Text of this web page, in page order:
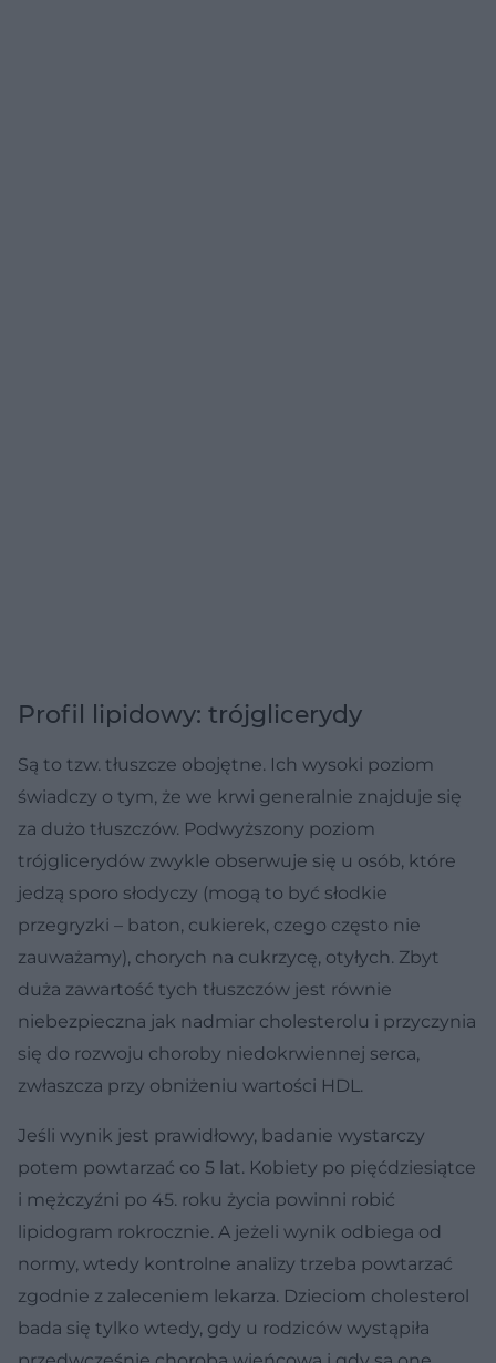
Profil lipidowy: trójglicerydy
Są to tzw. tłuszcze obojętne. Ich wysoki poziom
świadczy o tym, że we krwi generalnie znajduje się
za dużo tłuszczów. Podwyższony poziom
trójglicerydów zwykle obserwuje się u osób, które
jedzą sporo słodyczy (mogą to być słodkie
przegryzki – baton, cukierek, czego często nie
zauważamy), chorych na cukrzycę, otyłych. Zbyt
duża zawartość tych tłuszczów jest równie
niebezpieczna jak nadmiar cholesterolu i przyczynia
się do rozwoju choroby niedokrwiennej serca,
zwłaszcza przy obniżeniu wartości HDL.
Jeśli wynik jest prawidłowy, badanie wystarczy
potem powtarzać co 5 lat. Kobiety po pięćdziesiątce
i mężczyźni po 45. roku życia powinni robić
lipidogram rokrocznie. A jeżeli wynik odbiega od
normy, wtedy kontrolne analizy trzeba powtarzać
zgodnie z zaleceniem lekarza. Dzieciom cholesterol
bada się tylko wtedy, gdy u rodziców wystąpiła